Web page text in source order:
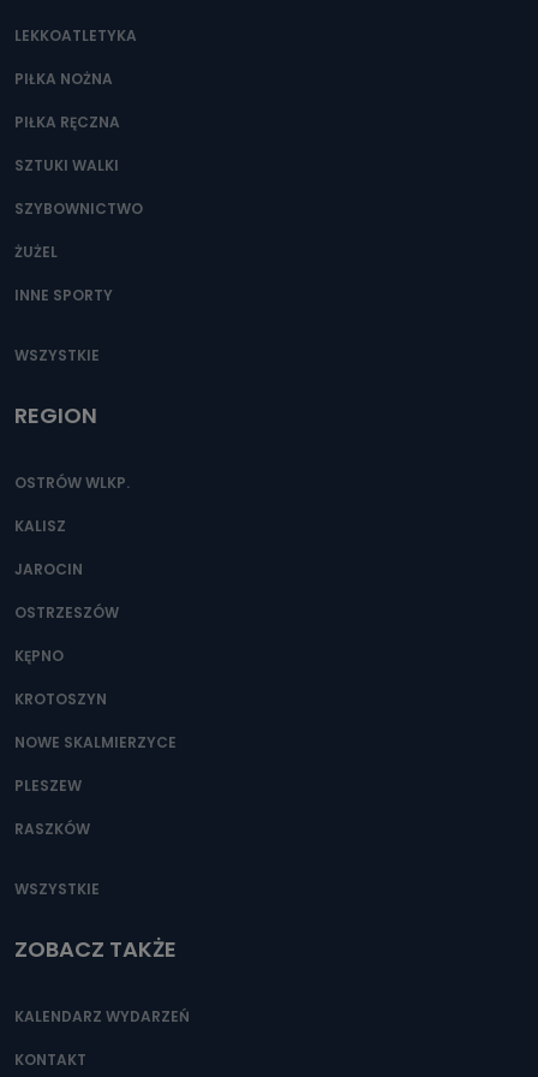
LEKKOATLETYKA
PIŁKA NOŻNA
PIŁKA RĘCZNA
SZTUKI WALKI
SZYBOWNICTWO
ŻUŻEL
INNE SPORTY
WSZYSTKIE
REGION
OSTRÓW WLKP.
KALISZ
JAROCIN
OSTRZESZÓW
KĘPNO
KROTOSZYN
NOWE SKALMIERZYCE
PLESZEW
RASZKÓW
WSZYSTKIE
ZOBACZ TAKŻE
KALENDARZ WYDARZEŃ
KONTAKT